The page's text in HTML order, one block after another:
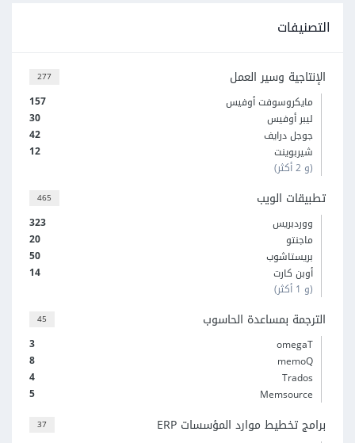
التصنيفات
277 الإنتاجية وسير العمل
157
مايكروسوفت أوفيس
30
ليبر أوفيس
42
جوجل درايف
12
شيربوينت
(و 2 أكثر)
465 تطبيقات الويب
323
ووردبريس
20
ماجنتو
50
بريستاشوب
14
أوبن كارت
(و 1 أكثر)
45 الترجمة بمساعدة الحاسوب
3
omegaT
8
memoQ
4
Trados
5
Memsource
37 برامج تخطيط موارد المؤسسات ERP